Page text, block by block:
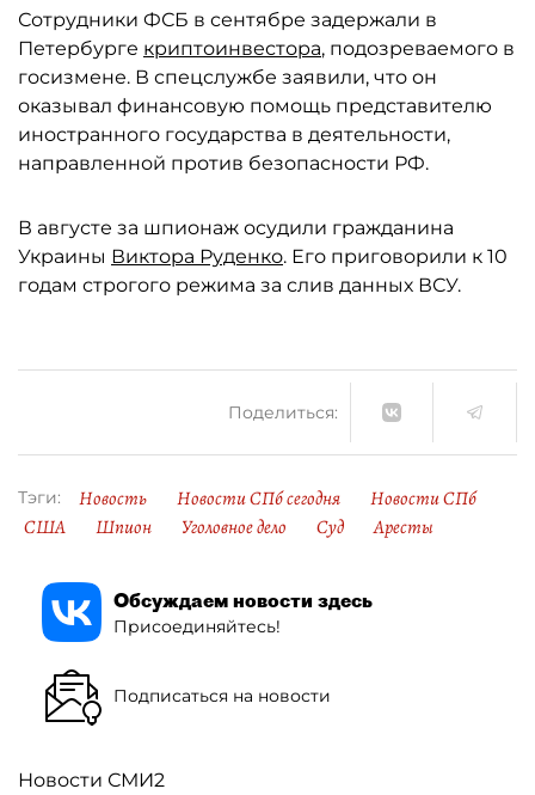
Сотрудники ФСБ в сентябре задержали в
Петербурге криптоинвестора, подозреваемого в
госизмене. В спецслужбе заявили, что он
оказывал финансовую помощь представителю
иностранного государства в деятельности,
направленной против безопасности РФ.
В августе за шпионаж осудили гражданина
Украины Виктора Руденко. Его приговорили к 10
годам строгого режима за слив данных ВСУ.
Поделиться:
Тэги: Новость Новости СПб сегодня
Новости СПб
США
Шпион Уголовное дело Суд Аресты
Обсуждаем новости здесь
Присоединяйтесь!
Подписаться на новости
Новости СМИ2